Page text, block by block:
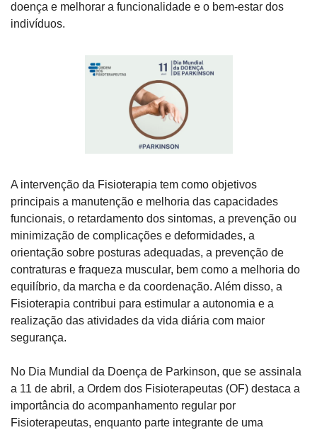
doença e melhorar a funcionalidade e o bem-estar dos
indivíduos.
A intervenção da Fisioterapia tem como objetivos
principais a manutenção e melhoria das capacidades
funcionais, o retardamento dos sintomas, a prevenção ou
minimização de complicações e deformidades, a
orientação sobre posturas adequadas, a prevenção de
contraturas e fraqueza muscular, bem como a melhoria do
equilíbrio, da marcha e da coordenação. Além disso, a
Fisioterapia contribui para estimular a autonomia e a
realização das atividades da vida diária com maior
segurança.
No Dia Mundial da Doença de Parkinson, que se assinala
a 11 de abril, a Ordem dos Fisioterapeutas (OF) destaca a
importância do acompanhamento regular por
Fisioterapeutas, enquanto parte integrante de uma